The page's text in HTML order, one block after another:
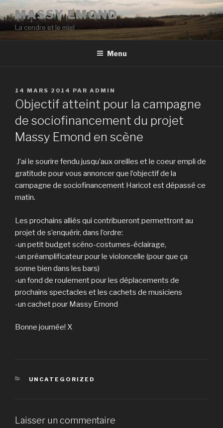
au
contenu
principal
MASSY EMOND
La cendre et le miel
Menu
PUBLIÉ
LE
14 MARS 2014 PAR ADMIN
Objectif atteint pour la campagne
de sociofinancement du projet
Massy Emond en scène
J’ai le sourire fendu jusqu’aux oreilles et le coeur empli de
gratitude pour vous annoncer que l’objectif de la
campagne de sociofinancement Haricot est dépassé ce
matin.
Les prochains alliés qui contribueront permettront au
projet de s’enquérir, dans l’ordre:
-un petit budget scéno-costumes-éclairage,
-un préamplificateur pour le violoncelle (pour que ça
sonne bien dans les bars)
-un fond de roulement pour les déplacements de
prochains spectacles et les cachets de musiciens
-un cachet pour Massy Emond
Bonne journée! X
CATÉGORIES
UNCATEGORIZED
Laisser un commentaire